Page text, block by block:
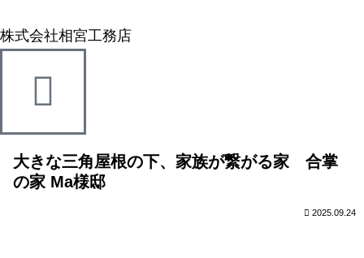
株式会社相宮工務店
大きな三角屋根の下、家族が繋がる家 合掌
の家 Ma様邸
2025.09.24